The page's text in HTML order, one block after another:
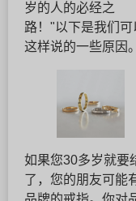
岁的人的必经之
路！"以下是我们可
这样说的一些原因。
如果您30多岁就要
了，您的朋友可能